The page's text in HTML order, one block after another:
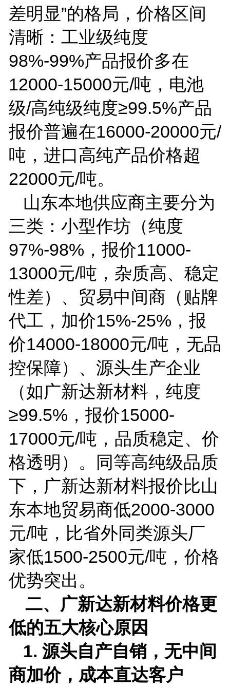
差明显”的格局，价格区间
清晰：工业级纯度
98%-99%产品报价多在
12000-15000元/吨，电池
级/高纯级纯度≥99.5%产品
报价普遍在16000-20000元/
吨，进口高纯产品价格超
22000元/吨。
山东本地供应商主要分为
三类：小型作坊（纯度
97%-98% ，报价11000-
13000元/吨，杂质高、稳定
性差）、贸易中间商（贴牌
代工，加价15%-25% ，报
价14000-18000元/吨，无品
控保障）、源头生产企业
（如广新达新材料，纯度
≥99.5% ，报价15000-
17000元/吨，品质稳定、价
格透明）。同等高纯级品质
下，广新达新材料报价比山
东本地贸易商低2000-3000
元/吨，比省外同类源头厂
家低1500-2500元/吨，价格
优势突出。
二、广新达新材料价格更
低的五大核心原因
1.源头自产自销，无中间
商加价，成本直达客户